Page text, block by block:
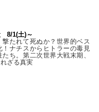
8/1(土)～
たれて死ぬか？世界的ベス
！ナチスからヒトラーの毒見
ち。第二次世界大戦末期、
ざる真実